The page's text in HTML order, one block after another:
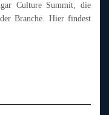
Culture Summit, die
Branche. Hier findest